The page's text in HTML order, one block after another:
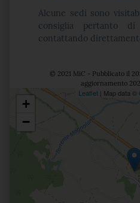
Alcune sedi sono
consiglia pertanto
contattando
© 2021 MiC - Pubblicato il
aggiornamento
Posizione
+
−
Leaflet | Map data ©